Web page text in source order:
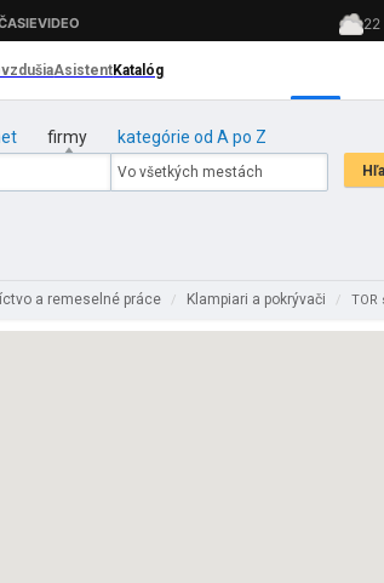
firmy kategórie od A po Z
a remeselné práce / Klampiari a pokrývači / TOR